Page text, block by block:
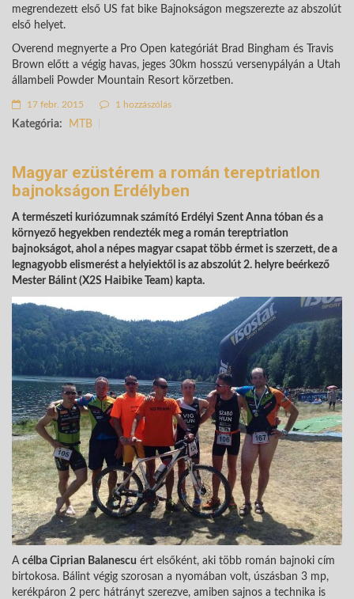
megrendezett első US fat bike Bajnokságon megszerezte az abszolút
első helyet.
Overend megnyerte a Pro Open kategóriát Brad Bingham és Travis
Brown előtt a végig havas, jeges 30km hosszú versenypályán a Utah
állambeli Powder Mountain Resort körzetben.
17 febr. 2015 1 hozzászólás
Kategória: MTB
Magyar ezüstérem a román tereptriatlon
bajnokságon Erdélyben
A természeti kuriózumnak számító Erdélyi Szent Anna tóban és a
környező hegyekben rendezték meg a román tereptriatlon
bajnokságot, ahol a népes magyar csapat több érmet is szerzett, de a
legnagyobb elismerést a helyiektől is az abszolút 2. helyre beérkező
Mester Bálint (X2S Haibike Team) kapta.
A célba Ciprian Balanescu ért elsőként, aki több román bajnoki cím
birtokosa. Bálint végig szorosan a nyomában volt, úszásban 3 mp,
kerékpáron 2 perc hátrányt szerezve, amiben sajnos a technika is